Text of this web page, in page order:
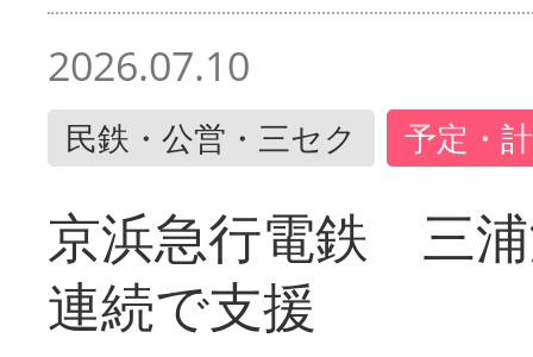
2026.07.10
民鉄・公営・三セク 予定・
京浜急行電鉄 三
連続で支援